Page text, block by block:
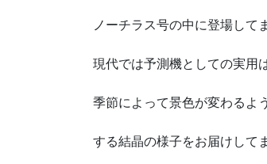
ノーチラス号の中に登場して
現代では予測機としての実用
季節によって景色が変わるよ
する結晶の様子をお届けして